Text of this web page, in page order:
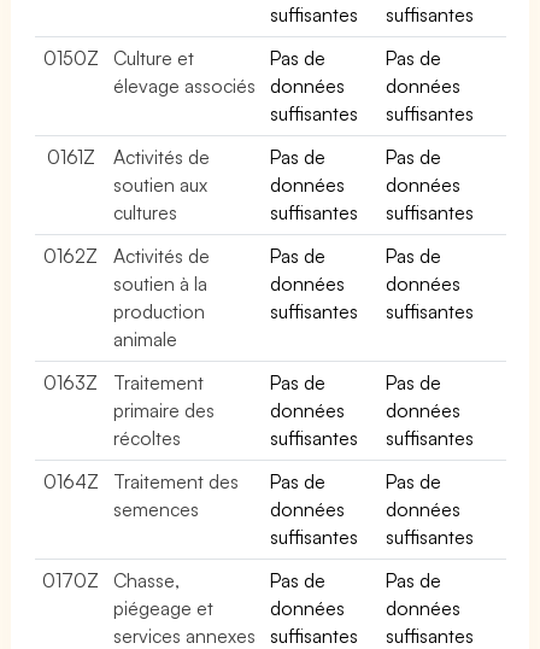
suffisantes
suffisantes
0150Z
Culture et
élevage associés
Pas de
données
suffisantes
Pas de
données
suffisantes
0161Z
Activités de
soutien aux
cultures
Pas de
données
suffisantes
Pas de
données
suffisantes
0162Z
Activités de
soutien à la
production
animale
Pas de
données
suffisantes
Pas de
données
suffisantes
0163Z
Traitement
primaire des
récoltes
Pas de
données
suffisantes
Pas de
données
suffisantes
0164Z
Traitement des
semences
Pas de
données
suffisantes
Pas de
données
suffisantes
0170Z
Chasse,
piégeage et
services annexes
Pas de
données
suffisantes
Pas de
données
suffisantes